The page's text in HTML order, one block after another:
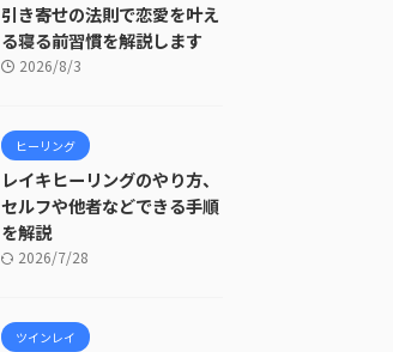
引き寄せの法則で恋愛を叶え
る寝る前習慣を解説します
2026/8/3
ヒーリング
レイキヒーリングのやり方、
セルフや他者などできる手順
を解説
2026/7/28
ツインレイ